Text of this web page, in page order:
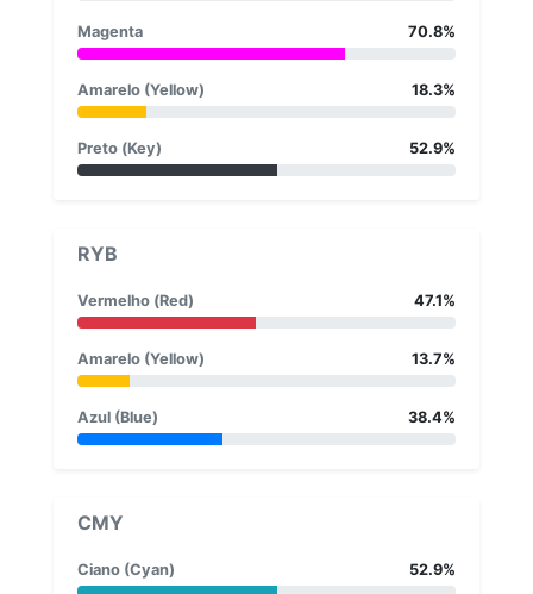
Magenta 70.8%
Amarelo (Yellow) 18.3%
Preto (Key) 52.9%
RYB
Vermelho (Red) 47.1%
Amarelo (Yellow) 13.7%
Azul (Blue) 38.4%
CMY
Ciano (Cyan) 52.9%